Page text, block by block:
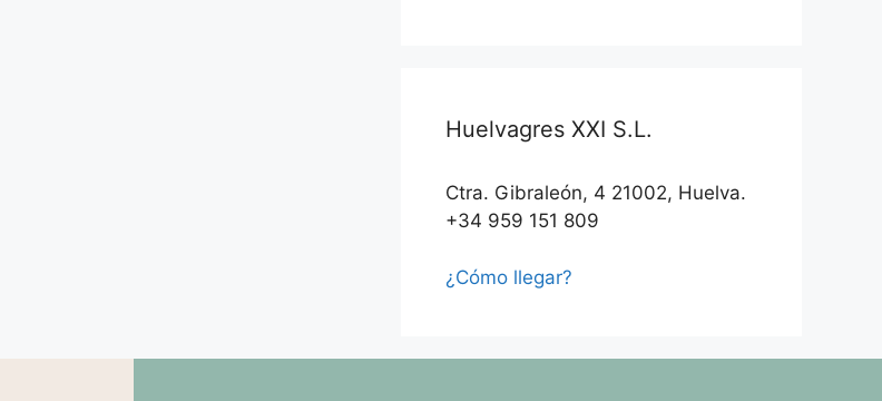
Huelvagres XXI S.L.
Ctra. Gibraleón, 4 21002, Huelva.
+34 959 151 809
¿Cómo llegar?